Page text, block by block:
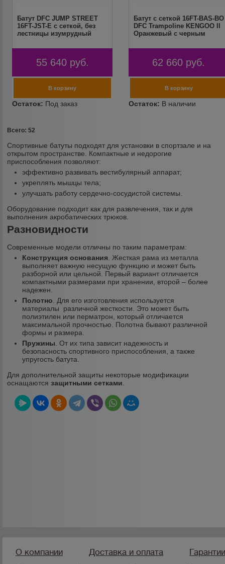
Батут DFC JUMP STREET
16FT-JST-E c сеткой, без
лестницы изумрудный
55 640 руб.
Батут с сеткой 16FT-BAS-BO
DFC Trampoline KENGOO II
Оранжевый с черным
62 660 руб.
Всего: 52
Спортивные батуты подходят для установки в спортзале и на
открытом пространстве. Компактные и недорогие
приспособления позволяют:
эффективно развивать вестибулярный аппарат;
укреплять мышцы тела;
улучшать работу сердечно-сосудистой системы.
Оборудование подходит как для развлечения, так и для
выполнения акробатических трюков.
Разновидности
Современные модели отличны по таким параметрам:
Конструкция основания . Жесткая рама из металла
выполняет важную несущую функцию и может быть
разборной или цельной. Первый вариант отличается
компактными размерами при хранении, второй – более
надежен.
Полотно . Для его изготовления используется
материалы различной жесткости. Это может быть
полиэтилен или перматрон, который отличается
максимальной прочностью. Полотна бывают различной
формы и размера.
Пружины . От их типа зависит надежность и
безопасность спортивного приспособления, а также
упругость батута.
Для дополнительной защиты некоторые модификации
оснащаютсязащитными сетками
О компании Доставка и оплата